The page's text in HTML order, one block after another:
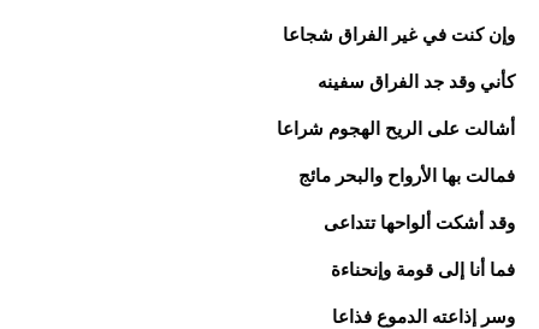
وإن كنت في غير الفراق شجاعا
كأني وقد جد الفراق سفينه
أشالت على الريح الهجوم شراعا
فمالت بها الأرواح والبحر مائج
وقد أشكت ألواحها تتداعى
فما أنا إلى قومة وإنحناءة
وسر إذاعته الدموع فذاعا